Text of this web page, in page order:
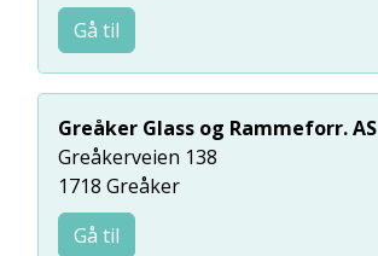
Gå til
Greåker Glass og Rammeforr. AS
Greåkerveien 138
1718 Greåker
Gå til